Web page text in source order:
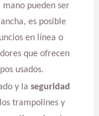
mano pueden ser
es posible
en línea o
que ofrecen
usados.
y la seguridad
trampolines y